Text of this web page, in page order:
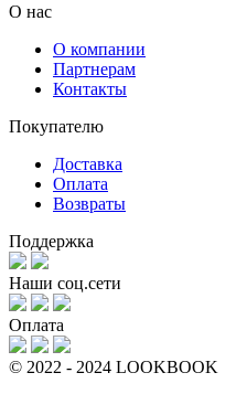
О нас
О компании
Партнерам
Контакты
Покупателю
Доставка
Оплата
Возвраты
Поддержка
Наши соц.сети
Оплата
© 2022 - 2024 LOOKBOOK